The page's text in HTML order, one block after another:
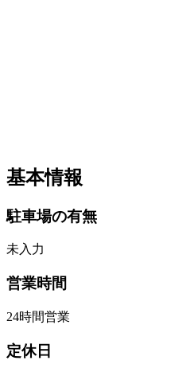
基本情報
駐車場の有無
未入力
営業時間
24時間営業
定休日